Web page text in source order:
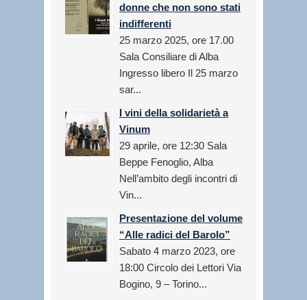
donne che non sono stati
indifferenti
25 marzo 2025, ore 17.00
Sala Consiliare di Alba
Ingresso libero Il 25 marzo
sar...
I vini della solidarietà a
Vinum
29 aprile, ore 12:30 Sala
Beppe Fenoglio, Alba
Nell’ambito degli incontri di
Vin...
Presentazione del volume
“Alle radici del Barolo”
Sabato 4 marzo 2023, ore
18:00 Circolo dei Lettori Via
Bogino, 9 – Torino...